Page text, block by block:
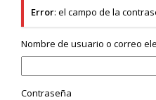
Error: el campo de la
Nombre de usuario o correo
Contraseña